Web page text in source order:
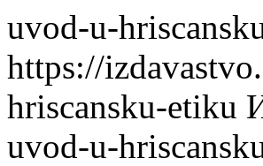
uvod-u-
https://
hriscansku-etiku
uvod-u-